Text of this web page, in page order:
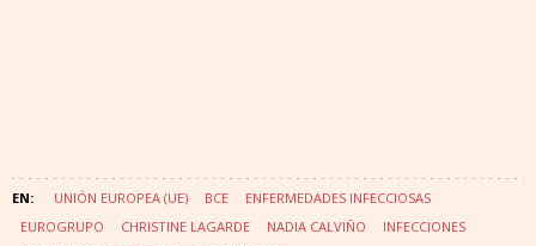
UNIÓN EUROPEA (UE) BCE
ENFERMEDADES INFECCIOSAS
EUROGRUPO
CHRISTINE LAGARDE NADIA CALVIÑO
INFECCIONES